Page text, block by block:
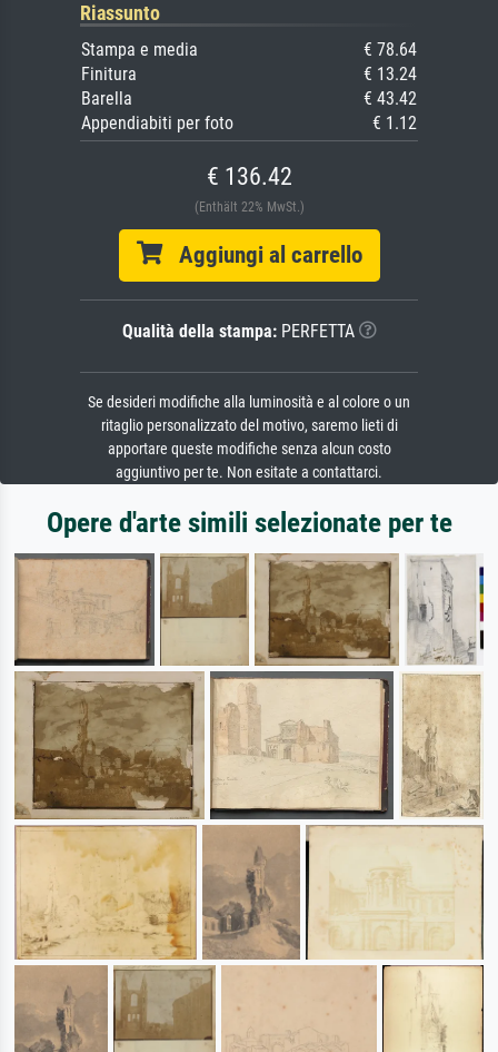
Riassunto
Stampa e media
€ 78.64
Finitura
€ 13.24
Barella
€ 43.42
Appendiabiti per foto
€ 1.12
€ 136.42
(Enthält 22% MwSt.)
Aggiungi al carrello
Qualità della stampa:PERFETTA
Se desideri modifiche alla luminosità e al colore o un
ritaglio personalizzato del motivo, saremo lieti di
apportare queste modifiche senza alcun costo
aggiuntivo per te. Non esitate a contattarci.
Opere d'arte simili selezionate per te